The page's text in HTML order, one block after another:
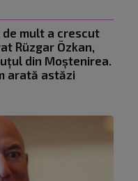
de mult a crescut
Rüzgar Özkan,
din Moștenirea.
arată astăzi